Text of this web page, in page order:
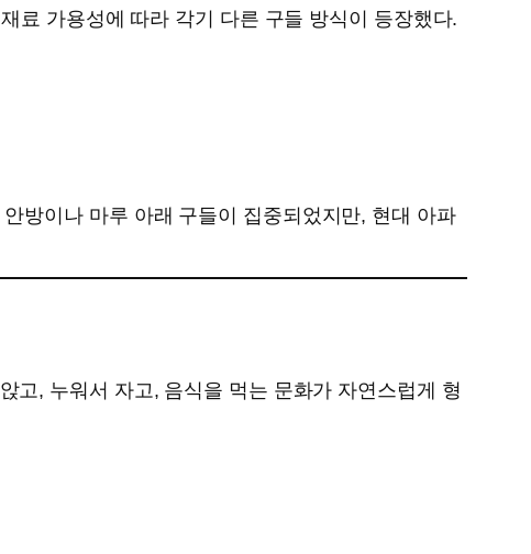
료 가용성에 따라 각기 다른 구들 방식이 등장했다.
방이나 마루 아래 구들이 집중되었지만, 현대 아파
고, 누워서 자고, 음식을 먹는 문화가 자연스럽게 형